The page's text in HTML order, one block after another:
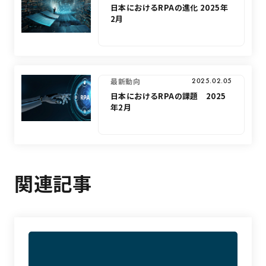
日本におけるRPAの進化 2025年
2月
最新動向 2025.02.05
日本におけるRPAの課題 2025
年2月
関連記事